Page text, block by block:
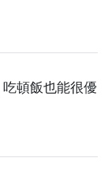
頓飯也能很優